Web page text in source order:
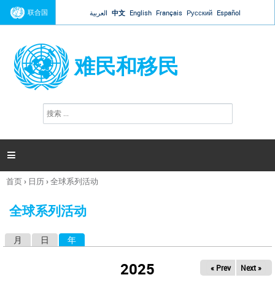
Jump to navigation
联合国 العربية 中文 English Français Русский Español
难民和移民
搜
索

你
这
首页› 日历›全球系列活动
全球系列活动
月 日 年
2025 « Prev Next »